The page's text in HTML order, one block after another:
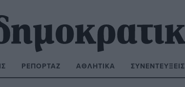
ΡΕΠΟΡΤΆΖ ΑΘΛΗΤΙΚΆ ΣΥΝΕΝΤΕΎΞΕΙΣ